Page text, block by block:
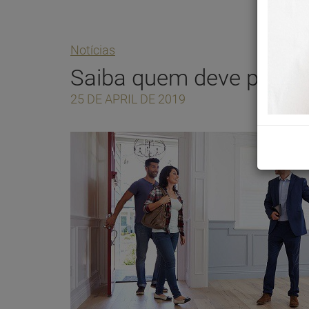
Notícias
Saiba quem deve
25 DE APRIL DE 2019